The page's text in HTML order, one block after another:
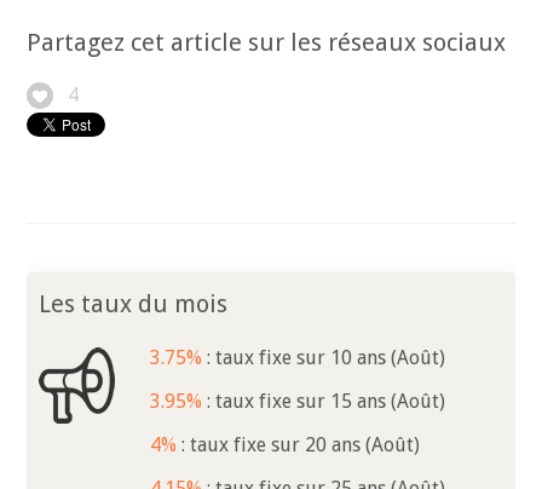
Partagez cet article sur les réseaux sociaux
4
Les taux du mois
3.75% : taux fixe sur 10 ans (Août)
3.95% : taux fixe sur 15 ans (Août)
4% : taux fixe sur 20 ans (Août)